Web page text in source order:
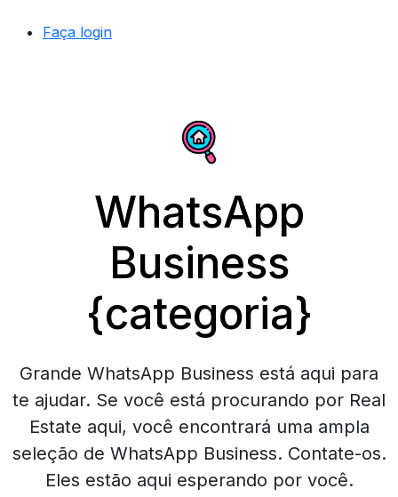
Faça login
WhatsApp
Business
{categoria}
Grande WhatsApp Business está aqui para
te ajudar. Se você está procurando por Real
Estate aqui, você encontrará uma ampla
seleção de WhatsApp Business. Contate-os.
Eles estão aqui esperando por você.